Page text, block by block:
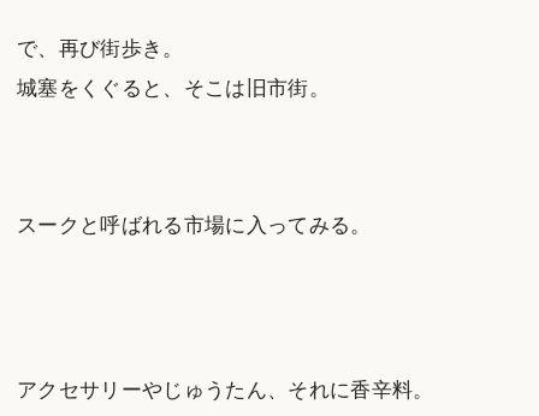
で、再び街歩き。
城塞をくぐると、そこは旧市街。
スークと呼ばれる市場に入ってみる。
アクセサリーやじゅうたん、それに香辛料。